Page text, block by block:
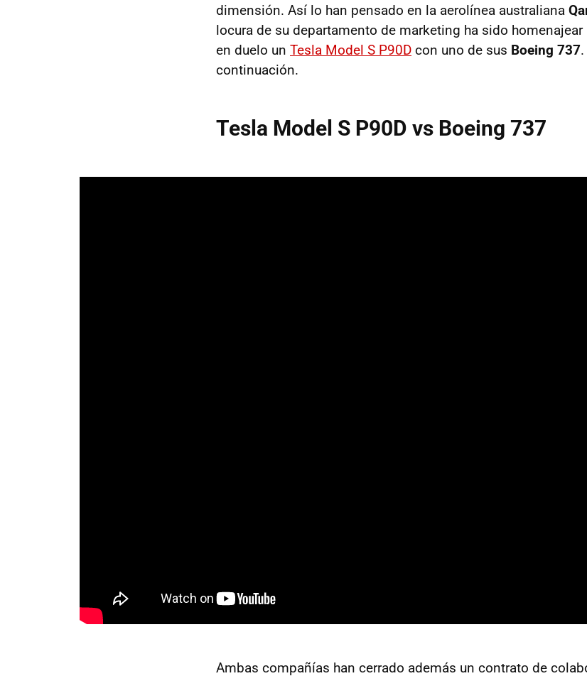
dimensión. Así lo han pensado en la aerolínea australiana
locura de su departamento de marketing ha sido
en duelo un Tesla Model S P90D con uno de sus Boeing 737
continuación.
Tesla Model S P90D vs Boeing 737
Ambas compañías han cerrado además un contrato de